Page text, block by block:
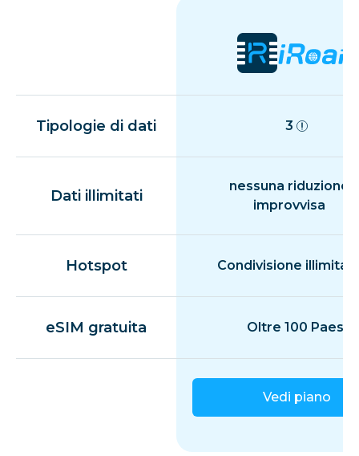
Tipologie di dati 3
Dati illimitati
nessuna riduzione
improvvisa
Hotspot Condivisione
eSIM gratuita Oltre 100 Paesi
Vedi piano